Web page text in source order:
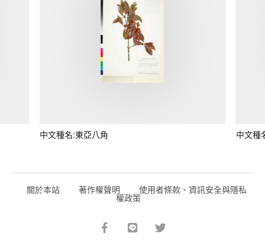
中文種名:東亞八角 中文種
關於本站 著作權聲明 使用者條款、資訊安全與隱私
權政策